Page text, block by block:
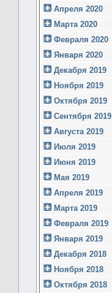
Апреля 2020
Марта 2020
Февраля 2020
Января 2020
Декабря 2019
Ноября 2019
Октября 2019
Сентября 2019
Августа 2019
Июля 2019
Июня 2019
Мая 2019
Апреля 2019
Марта 2019
Февраля 2019
Января 2019
Декабря 2018
Ноября 2018
Октября 2018